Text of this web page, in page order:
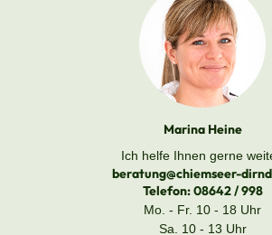
Marina Heine
Ich helfe Ihnen gerne
beratung@chiemseer-
Telefon:08642 / 998
Mo. - Fr. 10 - 18 Uhr
Sa. 10 - 13 Uhr